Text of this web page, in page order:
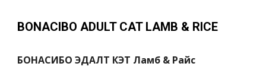
BONACIBO ADULT CAT LAMB & RICE
БОНАСИБО ЭДАЛТ КЭТ Ламб & Райс